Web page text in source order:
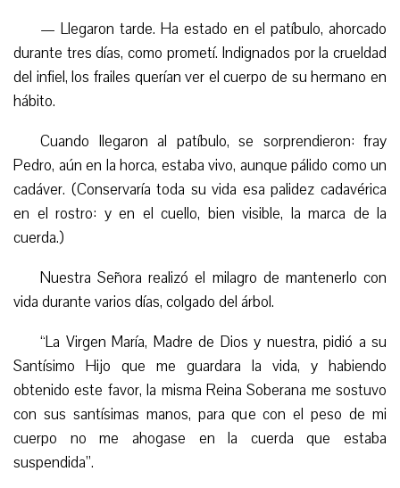
— Llegaron tarde. Ha estado en el patíbulo, ahorcado
durante tres días, como prometí. Indignados por la crueldad
del infiel, los frailes querían ver el cuerpo de su hermano en
hábito.
Cuando llegaron al patíbulo, se sorprendieron: fray
Pedro, aún en la horca, estaba vivo, aunque pálido como un
cadáver. (Conservaría toda su vida esa palidez cadavérica
en el rostro: y en el cuello, bien visible, la marca de la
cuerda.)
Nuestra Señora realizó el milagro de mantenerlo con
vida durante varios días, colgado del árbol.
“La Virgen María, Madre de Dios y nuestra, pidió a su
Santísimo Hijo que me guardara la vida, y habiendo
obtenido este favor, la misma Reina Soberana me sostuvo
con sus santísimas manos, para que con el peso de mi
cuerpo no me ahogase en la cuerda que estaba
suspendida”.